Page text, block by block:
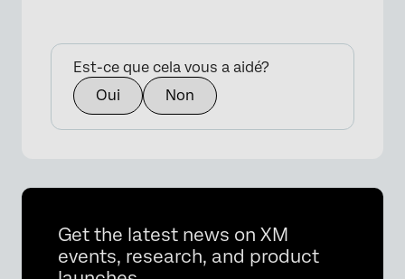
Est-ce que cela vous a aidé?
Oui
Non
Get the latest news on XM
events, research, and product